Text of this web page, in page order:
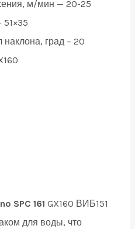
м/мин — 20-25
град – 20
SPC 161 GX160 ВИБ151
для воды, что